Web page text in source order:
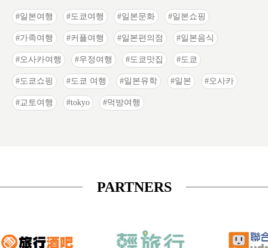
일본여행 도쿄여행 일본문화 일본쇼핑
가족여행 커플여행 일본편의점 일본음식
오사카여행 우정여행 도쿄맛집 도쿄
도쿄쇼핑 도쿄 여행 일본유학 일본 오사카
교토여행 tokyo 먹방여행
PARTNERS